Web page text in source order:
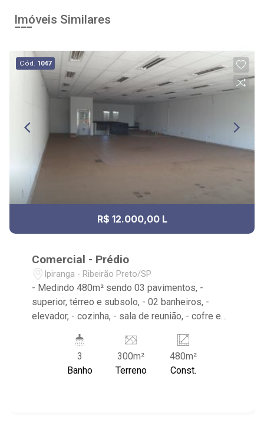
Imóveis Similares
Cód. 1047
R$ 12.000,00 L
Comercial - Prédio
Ipiranga - Ribeirão Preto/SP
- Medindo 480m² sendo 03 pavimentos, -
superior, térreo e subsolo, - 02 banheiros, -
elevador, - cozinha, - sala de reunião, - cofre e
3
Banho
300m²
Terreno
480m²
Const.